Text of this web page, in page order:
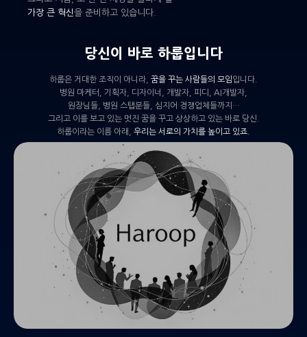
가장 큰 혁신을 준비하고 있습니다.
당신이 바로 하룹입니다
하룹은 거대한 조직이 아니라, 꿈을 꾸는 사람들의 모임입니다.
병원 마케터, 기획자, 디자이너, 개발자, 피디, AI개발자,
원장님들, 병원 스탭분들, 심지어 경쟁업체들까지…
그리고 이를 보고 있는 멋진 꿈을 꾸고 상상하고 있는 바로 당신.
하룹이라는 이름 아래, 우리는 서로의 가치를 높이고 있죠.